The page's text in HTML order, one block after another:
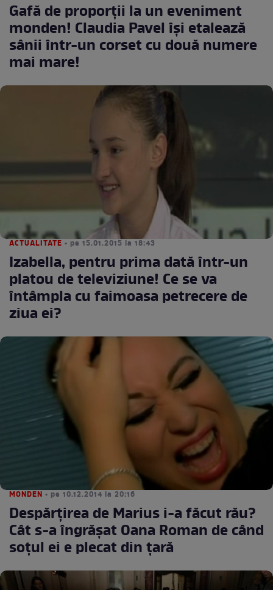
Gafă de proporţii la un eveniment
monden! Claudia Pavel îşi etalează
sânii într-un corset cu două numere
mai mare!
ACTUALITATE • pe 15.01.2015 la 18:43
Izabella, pentru prima dată într-un
platou de televiziune! Ce se va
întâmpla cu faimoasa petrecere de
ziua ei?
MONDEN • pe 10.12.2014 la 20:16
Despărţirea de Marius i-a făcut rău?
Cât s-a îngrăşat Oana Roman de când
soţul ei e plecat din ţară